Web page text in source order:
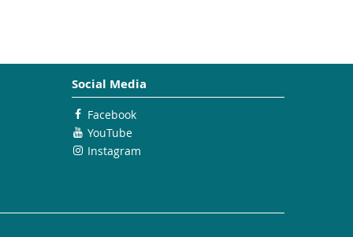
Social Media
Facebook
YouTube
Instagram